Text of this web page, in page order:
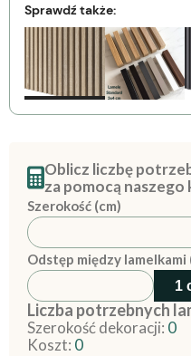
Sprawdź także:
Oblicz liczbę
za pomocą
Szerokość (cm)
Odstęp między lamelkami
1
Liczba potrzebnych
Szerokość dekoracji: 0
Koszt: 0